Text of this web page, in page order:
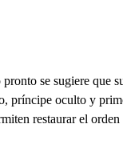
se sugiere que
príncipe oculto y
restaurar el